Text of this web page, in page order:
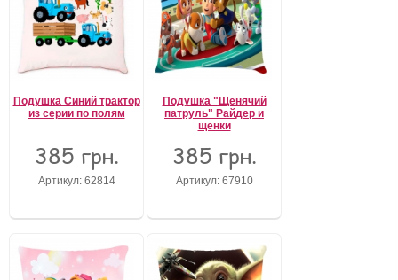
Подушка Синий трактор
из серии по полям
385 грн.
Артикул: 62814
Подушка "Щенячий
патруль" Райдер и
щенки
385 грн.
Артикул: 67910